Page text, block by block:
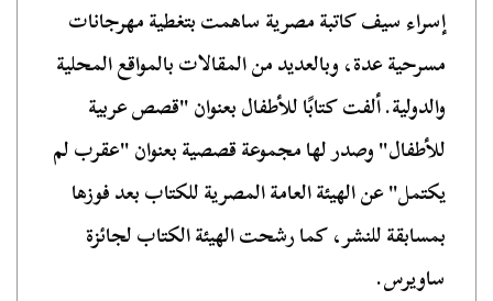
إسراء سيف كاتبة مصرية ساهمت بتغطية مهرجانات
مسرحية عدة، وبالعديد من المقالات بالمواقع المحلية
والدولية. ألفت كتابًا للأطفال بعنوان "قصص عربية
للأطفال" وصدر لها مجموعة قصصية بعنوان "عقرب لم
يكتمل" عن الهيئة العامة المصرية للكتاب بعد فوزها
بمسابقة للنشر، كما رشحت الهيئة الكتاب لجائزة
ساويرس.